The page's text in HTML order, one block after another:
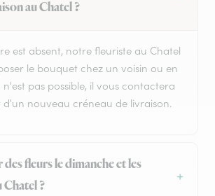
au Chatel ?
est absent, notre fleuriste au Chatel
le bouquet chez un voisin ou en
n'est pas possible, il vous contactera
nouveau créneau de livraison.
fleurs le dimanche et les
Chatel ?